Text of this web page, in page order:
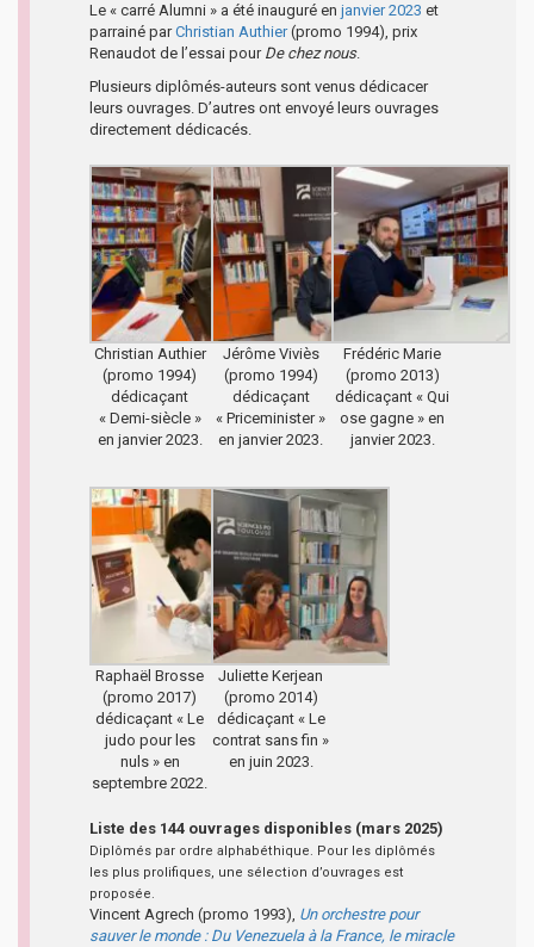
Le « carré Alumni » a été inauguré en janvier 2023 et
parrainé parChristian Authier(promo 1994), prix
Renaudot de l’essai pour De chez nous.
Plusieurs diplômés-auteurs sont venus dédicacer
leurs ouvrages. D’autres ont envoyé leurs ouvrages
directement dédicacés.
Christian Authier
(promo 1994)
dédicaçant
« Demi-siècle »
en janvier 2023.
Jérôme Viviès
(promo 1994)
dédicaçant
« Priceminister »
en janvier 2023.
Frédéric Marie
(promo 2013)
dédicaçant « Qui
ose gagne » en
janvier 2023.
Raphaël Brosse
(promo 2017)
dédicaçant « Le
judo pour les
nuls » en
septembre 2022.
Juliette Kerjean
(promo 2014)
dédicaçant « Le
contrat sans fin »
en juin 2023.
Liste des 144 ouvrages disponibles (mars 2025)
Diplômés par ordre alphabéthique. Pour les diplômés
les plus prolifiques, une sélection d’ouvrages est
proposée.
Vincent Agrech (promo 1993), Un orchestre pour
sauver le monde : Du Venezuela à la France, le miracle